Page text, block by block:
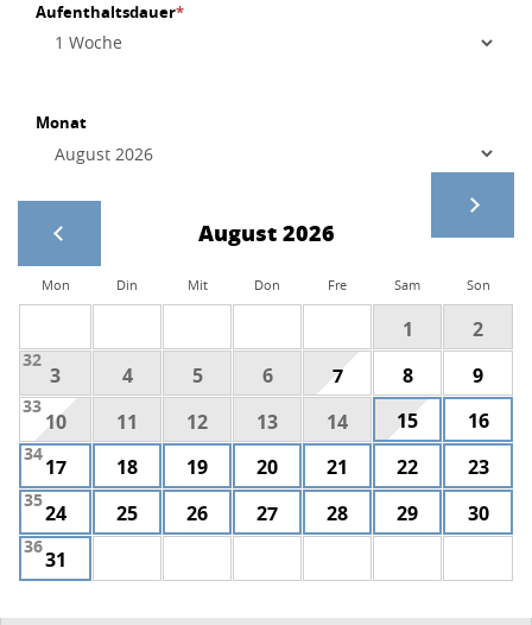
Aufenthaltsdauer*
Monat
August 2026
Mon Din Mit Don Fre Sam Son
1 2
32
3 4 5 6 7 8 9
33
10 11 12 13 14 15 16
34
17 18 19 20 21 22 23
35
24 25 26 27 28 29 30
36
31